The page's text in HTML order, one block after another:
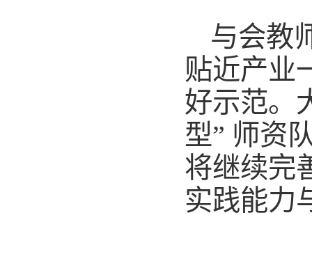
与会教
贴近产业
好示范。
型” 师资
将继续完
实践能力